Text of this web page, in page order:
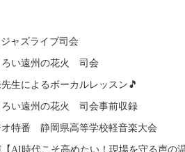
ジャズライブ司会
ろい遠州の花火 司会
生によるボーカルレッスン🎵
ろい遠州の花火 司会事前収録
オ特番 静岡県高等学校軽音楽大会
AI時代こそ高めたい！現場を守る声の